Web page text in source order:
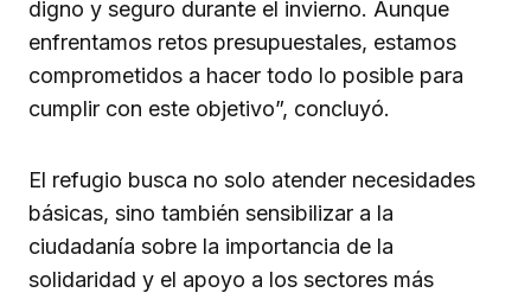
digno y seguro durante el invierno. Aunque
enfrentamos retos presupuestales, estamos
comprometidos a hacer todo lo posible para
cumplir con este objetivo”, concluyó.
El refugio busca no solo atender necesidades
básicas, sino también sensibilizar a la
ciudadanía sobre la importancia de la
solidaridad y el apoyo a los sectores más